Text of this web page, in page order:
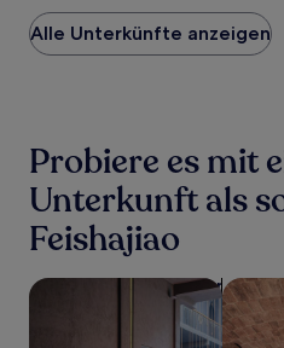
Preis
pro
Nacht,
24 Stunden
für
einen
Aufenthalt
mit
1 Übernachtung
von
Alle Unterkünfte anzeigen
Probiere es mit
Unterkunft als
Feishajiao
Suche nach Suche